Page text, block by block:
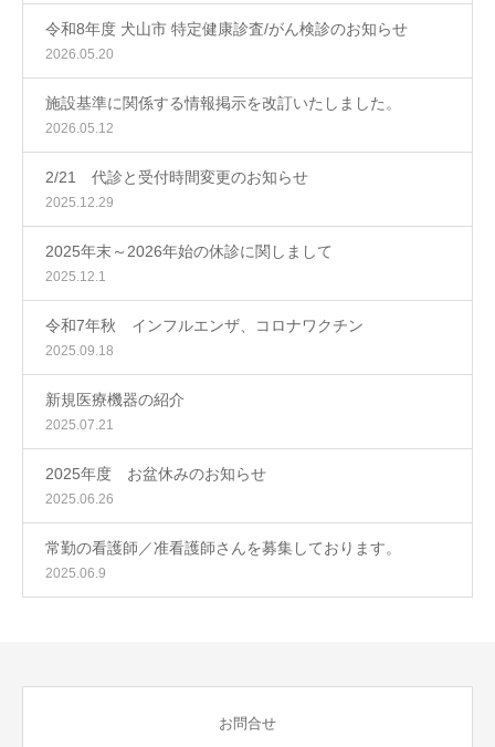
令和8年度 犬山市 特定健康診査/がん検診のお知らせ
2026.05.20
施設基準に関係する情報掲示を改訂いたしました。
2026.05.12
2/21 代診と受付時間変更のお知らせ
2025.12.29
2025年末～2026年始の休診に関しまして
2025.12.1
令和7年秋 インフルエンザ、コロナワクチン
2025.09.18
新規医療機器の紹介
2025.07.21
2025年度 お盆休みのお知らせ
2025.06.26
常勤の看護師／准看護師さんを募集しております。
2025.06.9
お問合せ